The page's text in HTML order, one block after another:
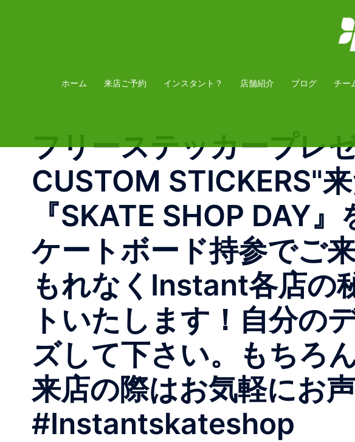
ホーム 来店ご予約 インスタント？ 店舗紹介 ブログ チー
フリーステッカープレ
CUSTOM STICKERS"
『SKATE SHOP DAY
ケートボード持参でご
もれなくInstant各店の
トいたします！自分の
ズして下さい。もちろ
来店の際はお気軽にお声
#Instantskateshop